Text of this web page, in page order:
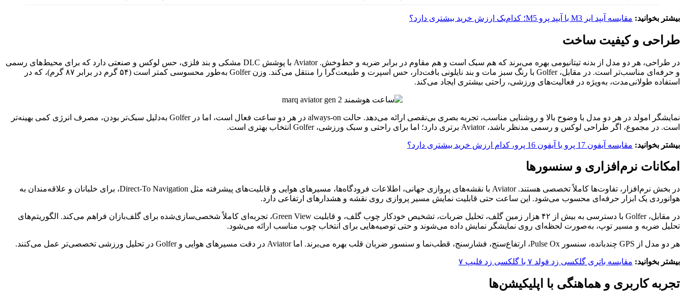
بیشتر بخوانید: مقایسه آیپد ایر M3 با آیپد پرو M5؛ کدام‌یک ارزش خرید بیشتری دارد؟
طراحی و کیفیت ساخت
در طراحی، هر دو مدل از بدنه تیتانیومی بهره می‌برند که هم سبک است و هم مقاوم در برابر ضربه و خط‌وخش. Aviator با پوشش DLC مشکی و بند فلزی، حس لوکس و صنعتی دارد که برای محیط‌های رسمی
و حرفه‌ای مناسب‌تر است. در مقابل، Golfer با رنگ سبز مات و بند نایلونی بافت‌دار، حس اسپرت و طبیعت‌گرا را منتقل می‌کند. وزن Golfer به‌طور محسوسی کمتر است (۵۴ گرم در برابر ۸۷ گرم)، که در
استفاده طولانی‌مدت، به‌ویژه در فعالیت‌های ورزشی، راحتی بیشتری ایجاد می‌کند.
نمایشگر امولد در هر دو مدل با وضوح بالا و روشنایی مناسب، تجربه بصری بی‌نقصی ارائه می‌دهد. حالت always-on در هر دو ساعت فعال است، اما در Golfer به‌دلیل سبک‌تر بودن، مصرف انرژی کمی بهینه‌تر
است. در مجموع، اگر طراحی لوکس و رسمی مدنظر باشد، Aviator برتری دارد؛ اما برای راحتی و سبک ورزشی، Golfer انتخاب بهتری است.
بیشتر بخوانید: مقایسه آیفون 17 پرو با آیفون 16 پرو، کدام ارزش خرید بیشتری دارد؟
امکانات نرم‌افزاری و سنسورها
در بخش نرم‌افزار، تفاوت‌ها کاملاً تخصصی هستند. Aviator با نقشه‌های پروازی جهانی، اطلاعات فرودگاه‌ها، مسیرهای هوایی و قابلیت‌های پیشرفته مثل Direct-To Navigation، برای خلبانان و علاقه‌مندان به
هوانوردی یک ابزار حرفه‌ای محسوب می‌شود. این ساعت حتی قابلیت نمایش مسیر پروازی روی نقشه و هشدارهای ارتفاعی دارد.
در مقابل، Golfer با دسترسی به بیش از ۴۲ هزار زمین گلف، تحلیل ضربات، تشخیص خودکار چوب گلف، و قابلیت Green View، تجربه‌ای کاملاً شخصی‌سازی‌شده برای گلف‌بازان فراهم می‌کند. الگوریتم‌های
تحلیل ضربه و مسیر توپ، به‌صورت لحظه‌ای روی نمایشگر نمایش داده می‌شوند و حتی توصیه‌هایی برای انتخاب چوب مناسب ارائه می‌شود.
هر دو مدل از GPS چندبانده، سنسور Pulse Ox، ارتفاع‌سنج، فشارسنج، قطب‌نما و سنسور ضربان قلب بهره می‌برند. اما Aviator در دقت مسیرهای هوایی و Golfer در تحلیل ورزشی تخصصی‌تر عمل می‌کنند.
بیشتر بخوانید: مقایسه باتری گلکسی زد فولد ۷ با گلکسی زد فلیپ ۷
تجربه کاربری و هماهنگی با اپلیکیشن‌ها